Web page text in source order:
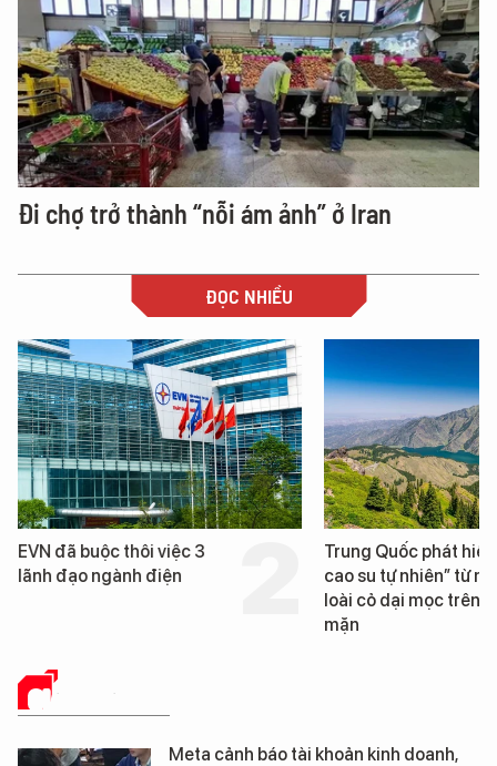
Đi chợ trở thành “nỗi ám ảnh” ở Iran
ĐỌC NHIỀU
Trung Quốc phát hiện “mỏ
cao su tự nhiên” từ một
Loạt dự án bất động
Đà Nẵng sắp bị kiểm
GIẢI PHÁP SỐ
Meta cảnh báo tài khoản kinh doanh,